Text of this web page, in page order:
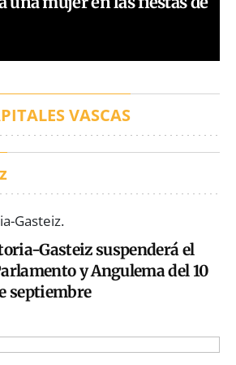
VASCAS
Gasteiz suspenderá el
y Angulema del 10
septiembre